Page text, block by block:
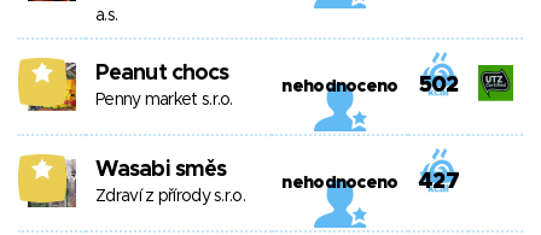
a.s.
6 Peanut chocs
Penny market s.r.o.
nehodnoceno 502
6 Wasabi směs
Zdraví z přírody s.r.o.
nehodnoceno 427